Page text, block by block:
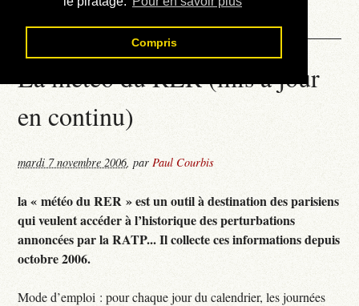
Compris
Contact
La météo du RER (mis à jour
en continu)
mardi 7 novembre 2006,parPaul Courbis
la « météo du RER » est un outil à destination des parisiens
qui veulent accéder à l’historique des perturbations
annoncées par la RATP... Il collecte ces informations depuis
octobre 2006.
Mode d’emploi : pour chaque jour du calendrier, les journées